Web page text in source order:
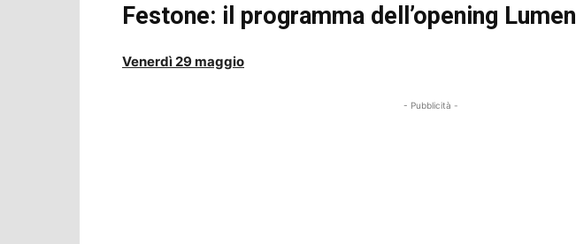
Festone: il programma dell’opening Lumen
Venerdì 29 maggio
- Pubblicità -